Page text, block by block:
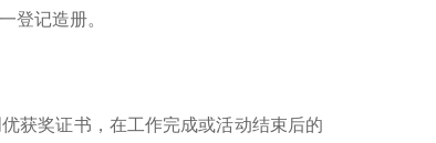
登记造册。
获奖证书，在工作完成或活动结束后的